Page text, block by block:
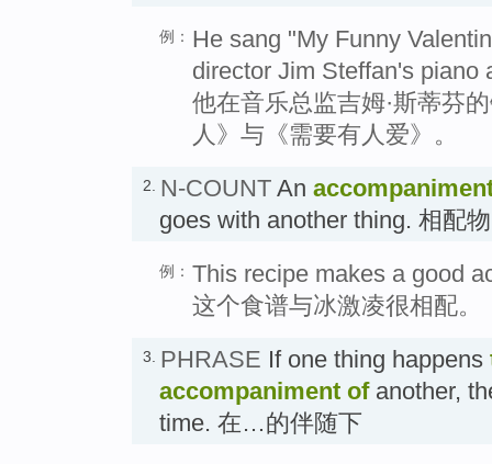
例： He sang "My Funny
director Jim Steffan's piano
他在音乐总监吉姆·斯蒂芬
人》与《需要有人爱》。
2. N-COUNT An
goes with another thing. 相配物
例： This recipe makes a good
这个食谱与冰激凌很相配。
3. PHRASE If one thing happens
accompaniment ofanother,
time. 在…的伴随下